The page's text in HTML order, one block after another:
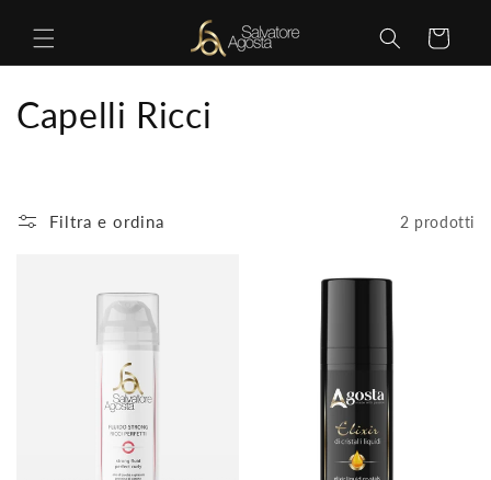
direttamente
ai contenuti
Carrello
C
Capelli Ricci
Filtra e ordina 2 prodotti